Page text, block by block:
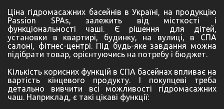
Ціна гідромасажних басейнів в Україні, на продукцію
Passion SPAs, залежить від місткості і
функціональності чаші. Є рішення для дітей,
установки в квартирі, будинку, на вулиці, в СПА
салоні, фітнес-центрі. Під будь-яке завдання можна
підібрати товар, орієнтуючись на потребу і бюджет.
Кількість корисних функцій в СПА басейнах впливає на
вартість кінцевого продукту. І покупцеві треба
детально вивчити всі можливості гідромасажних
чаш. Наприклад, є такі цікаві функції: